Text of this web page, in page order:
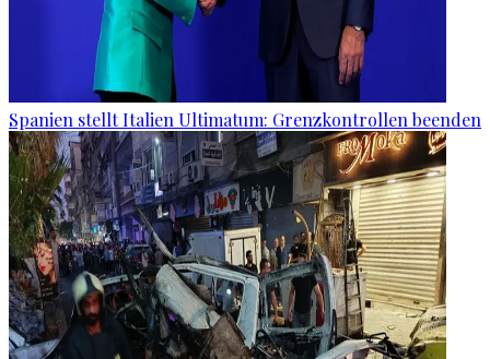
Spanien stellt Italien Ultimatum: Grenzkontrollen beenden